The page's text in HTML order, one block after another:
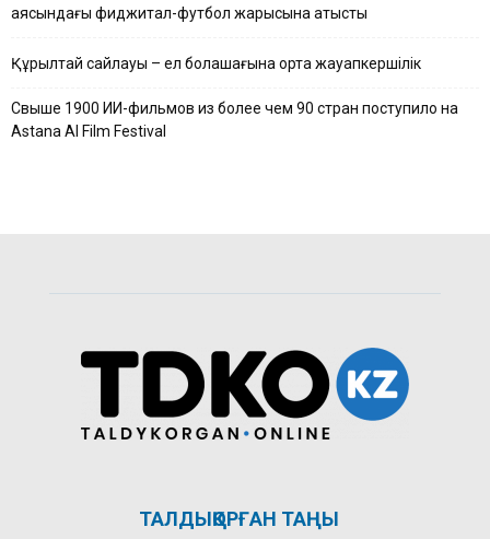
аясындағы фиджитал-футбол жарысына қатысты
Құрылтай сайлауы – ел болашағына ортақ жауапкершілік
Свыше 1900 ИИ-фильмов из более чем 90 стран поступило на
Astana AI Film Festival
ТАЛДЫҚОРҒАН ТАҢЫ